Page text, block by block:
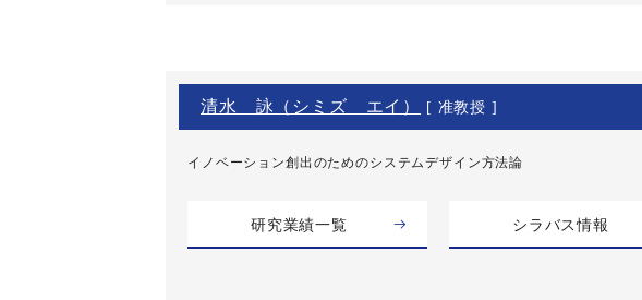
清水 詠（シミズ エイ） [ 准教授 ]
イノベーション創出のためのシステムデザイン方法論
研究業績一覧 シラバス情報